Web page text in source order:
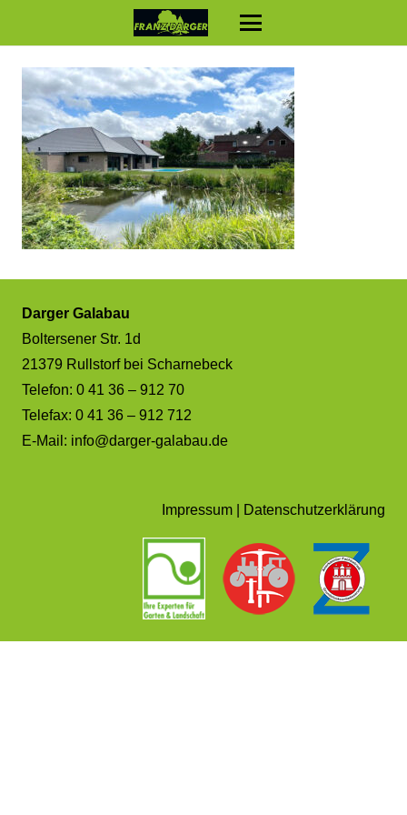
Darger Galabau
Boltersener Str. 1d
21379 Rullstorf bei Scharnebeck
Telefon: 0 41 36 – 912 70
Telefax: 0 41 36 – 912 712
E-Mail: info@darger-galabau.de
Impressum Datenschutzerklärung